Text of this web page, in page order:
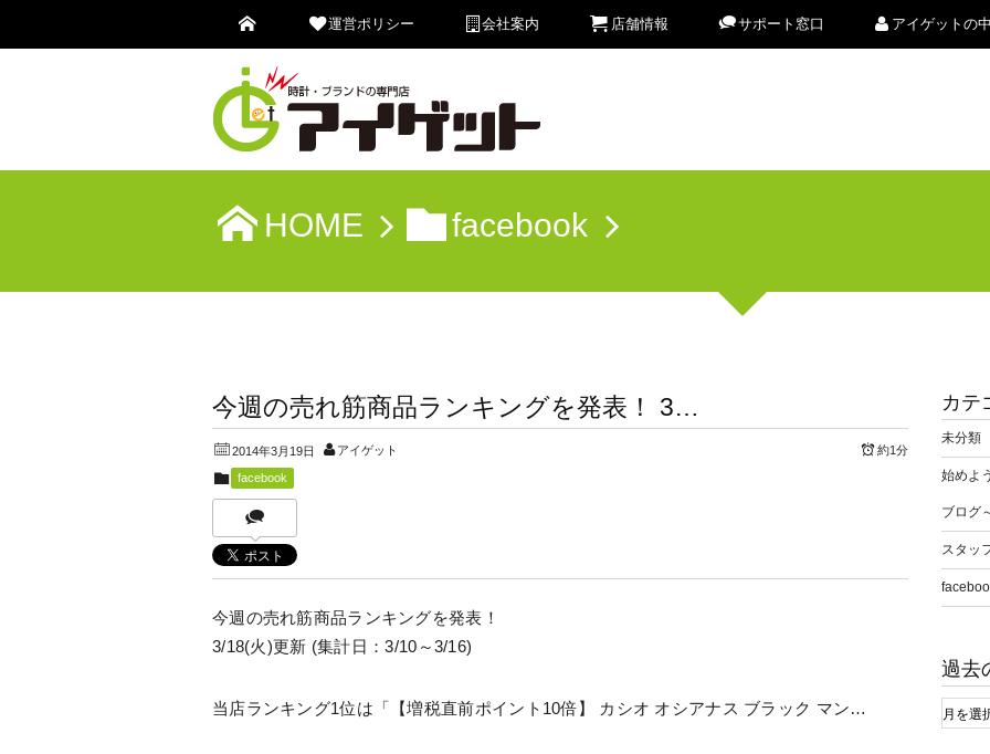
運営ポリシー 会社案内 店舗情報 サポート窓口 アイゲットの
HOME facebook
今週の売れ筋商品ランキングを発表！ 3…
2014年3月19日 アイゲット 約1分
facebook
今週の売れ筋商品ランキングを発表！
3/18(火)更新 (集計日：3/10～3/16)
当店ランキング1位は「【増税直前ポイント10倍】 カシオ オシアナス ブラック マン…
カテ
未分類
始めよ
ブログ
スタッ
過去